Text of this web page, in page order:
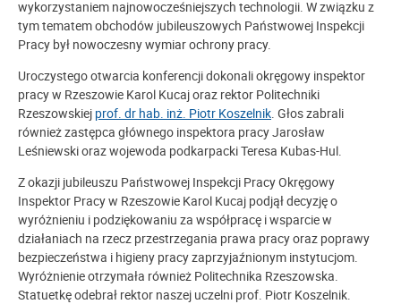
wykorzystaniem najnowocześniejszych technologii. W związku z
tym tematem obchodów jubileuszowych Państwowej Inspekcji
Pracy był nowoczesny wymiar ochrony pracy.
Uroczystego otwarcia konferencji dokonali okręgowy inspektor
pracy w Rzeszowie Karol Kucaj oraz rektor Politechniki
Rzeszowskiej prof. dr hab. inż. Piotr Koszelnik . Głos zabrali
również zastępca głównego inspektora pracy Jarosław
Leśniewski oraz wojewoda podkarpacki Teresa Kubas-Hul.
Z okazji jubileuszu Państwowej Inspekcji Pracy Okręgowy
Inspektor Pracy w Rzeszowie Karol Kucaj podjął decyzję o
wyróżnieniu i podziękowaniu za współpracę i wsparcie w
działaniach na rzecz przestrzegania prawa pracy oraz poprawy
bezpieczeństwa i higieny pracy zaprzyjaźnionym instytucjom.
Wyróżnienie otrzymała również Politechnika Rzeszowska.
Statuetkę odebrał rektor naszej uczelni prof. Piotr Koszelnik.